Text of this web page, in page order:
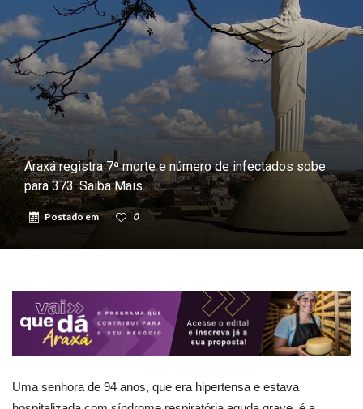
Araxá registra 7ª morte e número de infectados sobe
para 373. Saiba Mais…
Postado em 0
Uma senhora de 94 anos, que era hipertensa e estava